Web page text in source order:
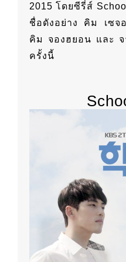
2015 โดยซีรี่ส์
ชื่อดังอย่าง คิม เซจ
คิม จองฮยอน และ
ครั้งนี้